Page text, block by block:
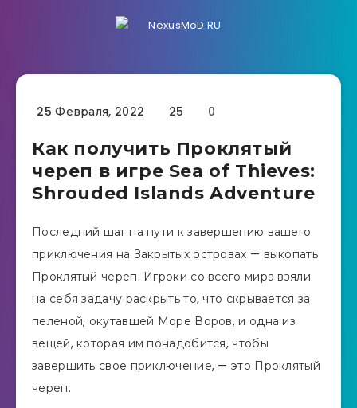
25 Февраля, 2022 25 0
Как получить Проклятый
череп в игре Sea of ​​Thieves:
Shrouded Islands Adventure
Последний шаг на пути к завершению вашего
приключения на Закрытых островах — выкопать
Проклятый череп. Игроки со всего мира взяли
на себя задачу раскрыть то, что скрывается за
пеленой, окутавшей Море Воров, и одна из
вещей, которая им понадобится, чтобы
завершить свое приключение, — это Проклятый
череп.